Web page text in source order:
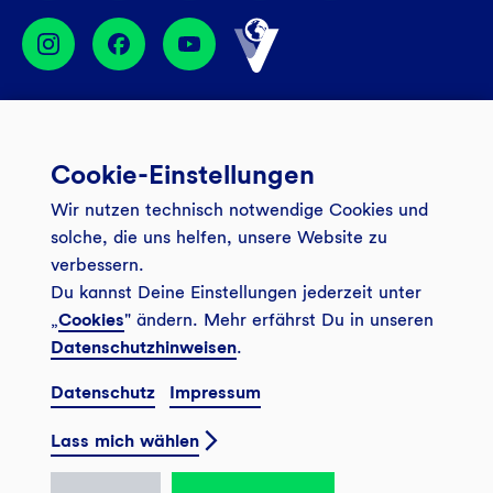
Banking App
Service
Onlinebanking Login
Sicheres Banking
FAQ
Kontakt
Newsletter
Unsere Angebote
Mitgliederkonto
Festgeld
Tagesgeldkonto
Finanzieren
Investieren
Über uns
Wo wirkt die GLS?
Weitersagen
Veranstaltungen
Filiale finden
Presse
Sozial-ökologisch seit 1974
© 2026 GLS Gemeinschaftsbank eG
Vertrag widerrufen
Cookie-Einstellungen
Wir nutzen technisch notwendige Cookies und
solche, die uns helfen, unsere Website zu
verbessern.
Du kannst Deine Einstellungen jederzeit unter
„Cookies" ändern. Mehr erfährst Du in unseren
Datenschutzhinweisen.
Datenschutz Impressum
Lass mich wählen